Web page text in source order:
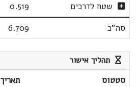
שטח לדרכים
0.519
סה"כ
6.709
תהליך אישור
סטטוס תאריך